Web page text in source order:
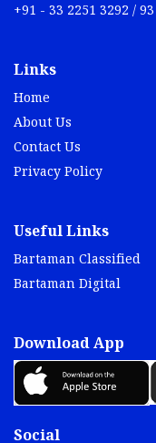
+91 - 33 2251 3292 / 93
Links
Home
About Us
Contact Us
Privacy Policy
Useful Links
Bartaman Classified
Bartaman Digital
Download App
Social